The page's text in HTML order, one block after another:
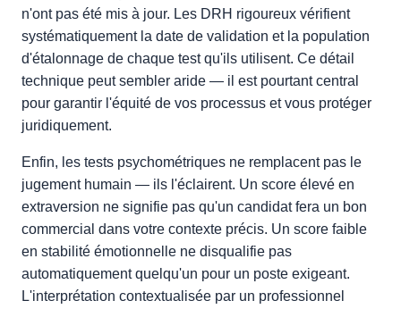
n'ont pas été mis à jour. Les DRH rigoureux vérifient
systématiquement la date de validation et la population
d'étalonnage de chaque test qu'ils utilisent. Ce détail
technique peut sembler aride — il est pourtant central
pour garantir l'équité de vos processus et vous protéger
juridiquement.
Enfin, les tests psychométriques ne remplacent pas le
jugement humain — ils l'éclairent. Un score élevé en
extraversion ne signifie pas qu'un candidat fera un bon
commercial dans votre contexte précis. Un score faible
en stabilité émotionnelle ne disqualifie pas
automatiquement quelqu'un pour un poste exigeant.
L'interprétation contextualisée par un professionnel